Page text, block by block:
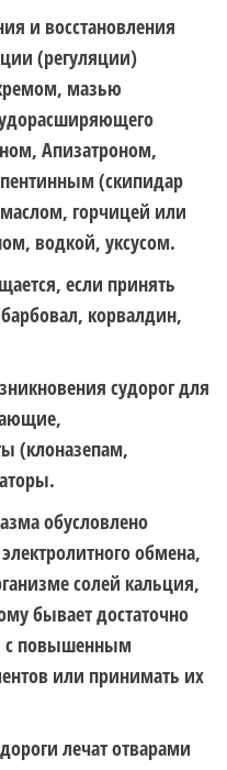
и восстановления
(регуляции)
мазью
Апизатроном,
(скипидар
горчицей или
водкой, уксусом.
если принять
корвалдин,
судорог для
(клоназепам,
обусловлено
обмена,
солей кальция,
бывает достаточно
с повышенным
или принимать их
лечат отварами